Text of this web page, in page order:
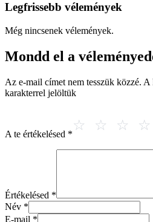
Legfrissebb vélemények
Még nincsenek vélemények.
Mondd el a
Az e-mail címet nem tesszük közzé. A
karakterrel jelöltük
A te értékelésed *
Értékelésed *
Név *
E-mail *